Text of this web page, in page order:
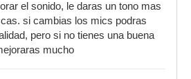
el sonido, le daras un tono mas
si cambias los mics podras
pero si no tienes una buena
mucho